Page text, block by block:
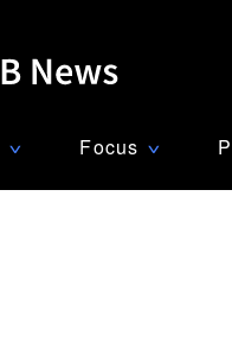
∨ Focus ∨